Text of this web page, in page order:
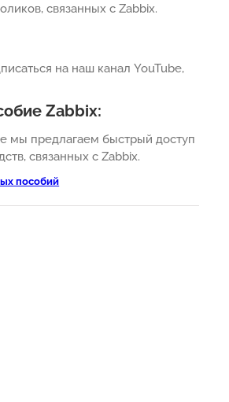
связанных с Zabbix.
на наш канал YouTube,
Zabbix:
мы предлагаем быстрый доступ
связанных с Zabbix.
пособий